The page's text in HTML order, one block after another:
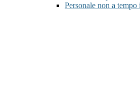
Personale non a